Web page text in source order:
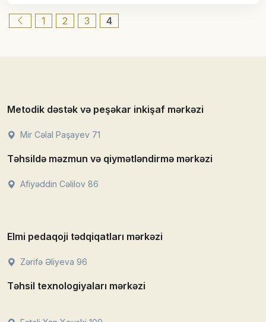
1 2 3 4
Metodik dəstək və peşəkar inkişaf mərkəzi
Mir Cəlal Paşayev 71
Təhsildə məzmun və qiymətləndirmə mərkəzi
Afiyəddin Cəlilov 86
Elmi pedaqoji tədqiqatları mərkəzi
Zərifə Əliyeva 96
Təhsil texnologiyaları mərkəzi